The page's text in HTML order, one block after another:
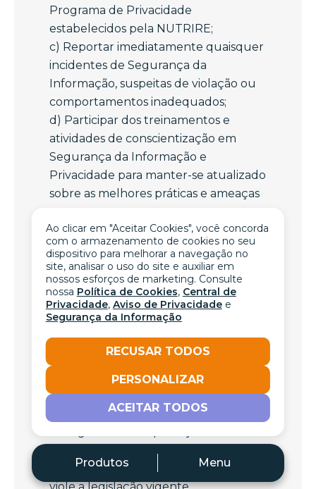
Ao clicar em "Aceitar Cookies", você concorda
com o armazenamento de cookies no seu
dispositivo para melhorar a navegação no
site, analisar o uso do site e auxiliar em
nossos esforços de marketing. Consulte
nossa Política de Cookies, Central de
Privacidade, Aviso de Privacidadee
Segurança da Informação
RECUSAR TODOS
PERSONALIZAR
ACEITAR TODOS
Produtos Menu
Programa de Privacidade
estabelecidos pela NUTRIRE;
c) Reportar imediatamente quaisquer
incidentes de Segurança da
Informação, suspeitas de violação ou
comportamentos inadequados;
d) Participar dos treinamentos e
atividades de conscientização em
Segurança da Informação e
Privacidade para manter-se atualizado
sobre as melhores práticas e ameaças
e) Usar apenas os recursos de
tecnologia da informação autorizados
e não alterar quaisquer medidas de
segurança em suas atividades
cotidianas.
9. VEDAÇÕES
É proibido utilizar os recursos de
tecnologia da informação e
comunicação disponibilizados pela
NUTRIRE para acessar, armazenar ou
trabalho, infrinja direitos autorais ou